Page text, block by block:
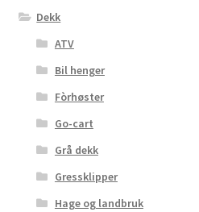
Dekk
ATV
Bil henger
Fòrhøster
Go-cart
Grå dekk
Gressklipper
Hage og landbruk